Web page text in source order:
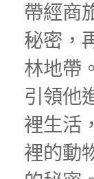
帶經商
秘密，
林地帶
引領他
裡生活
裡的動